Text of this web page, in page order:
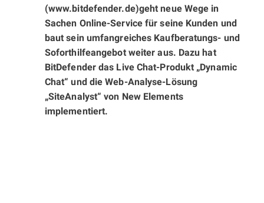
(www.bitdefender.de)geht neue Wege in
Sachen Online-Service für seine Kunden und
baut sein umfangreiches Kaufberatungs- und
Soforthilfeangebot weiter aus. Dazu hat
BitDefender das Live Chat-Produkt „Dynamic
Chat“ und die Web-Analyse-Lösung
„SiteAnalyst“ von New Elements
implementiert.